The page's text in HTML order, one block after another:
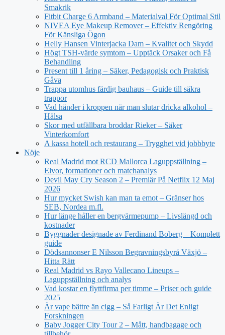
Smakrik
Fitbit Charge 6 Armband – Materialval För Optimal Stil
NIVEA Eye Makeup Remover – Effektiv Rengöring
För Känsliga Ögon
Helly Hansen Vinterjacka Dam – Kvalitet och Skydd
Högt TSH-värde symtom – Upptäck Orsaker och Få
Behandling
Present till 1 åring – Säker, Pedagogisk och Praktisk
Gåva
Trappa utomhus färdig bauhaus – Guide till säkra
trappor
Vad händer i kroppen när man slutar dricka alkohol –
Hälsa
Skor med utfällbara broddar Rieker – Säker
Vinterkomfort
A kassa hotell och restaurang – Trygghet vid jobbbyte
Nöje
Real Madrid mot RCD Mallorca Laguppställning –
Elvor, formationer och matchanalys
Devil May Cry Season 2 – Premiär På Netflix 12 Maj
2026
Hur mycket Swish kan man ta emot – Gränser hos
SEB, Nordea m.fl.
Hur länge håller en bergvärmepump – Livslängd och
kostnader
Byggnader designade av Ferdinand Boberg – Komplett
guide
Dödsannonser E Nilsson Begravningsbyrå Växjö –
Hitta Rätt
Real Madrid vs Rayo Vallecano Lineups –
Laguppställning och analys
Vad kostar en flyttfirma per timme – Priser och guide
2025
Är vape bättre än cigg – Så Farligt Är Det Enligt
Forskningen
Baby Jogger City Tour 2 – Mått, handbagage och